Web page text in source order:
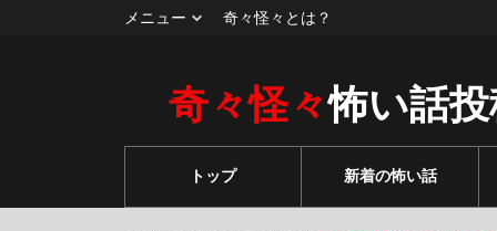
メニュー 奇々怪々とは？
奇々怪々怖い話
トップ 新着の怖い話